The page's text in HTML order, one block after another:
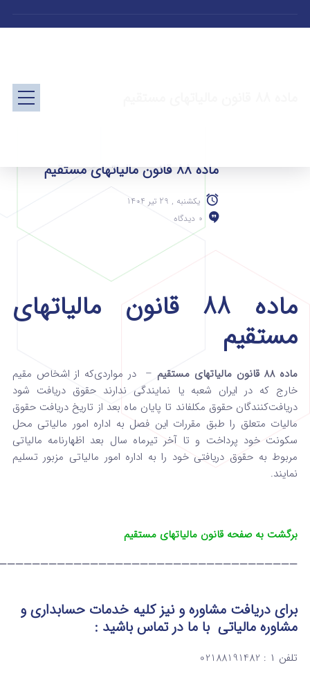
ماده 88 قانون مالیاتهای مستقیم
یکشنبه , 29 تیر 1404
0 دیدگاه
ماده 88 قانون مالیاتهای
مستقیم
ماده 88 قانون مالیاتهای مستقیم
– در مواردی‌که از اشخاص مقیم
خارج که در ایران شعبه یا نمایندگی ندارند حقوق دریافت شود
دریافت‌کنندگان حقوق مکلف­اند تا پایان ماه بعد از تاریخ دریافت حقوق
مالیات متعلق را طبق مقررات این فصل به اداره امور مالیاتی محل
سکونت خود پرداخت و تا آخر تیرماه سال بعد اظهارنامه ‌مالیاتی
مربوط به حقوق دریافتی خود را به اداره امور مالیاتی مزبور تسلیم
نمایند.
برگشت به صفحه قانون مالیاتهای مستقیم
برای دریافت مشاوره و نیز کلیه خدمات حسابداری و
مشاوره مالیاتیبا ما در تماسباشید :
تلفن ۱ : 02188191482